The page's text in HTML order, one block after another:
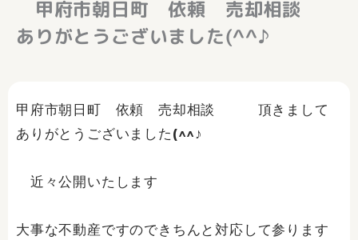
甲府市朝日町 依頼 売却相談
ありがとうございました(^^♪
甲府市朝日町 依頼 売却相談 頂きまして
ありがとうございました(^^♪
近々公開いたします
大事な不動産ですのできちんと対応して参ります